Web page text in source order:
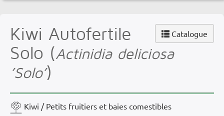
Catalogue
Kiwi Autofertile
Solo (Actinidia deliciosa
’Solo’)
Kiwi / Petits fruitiers et baies comestibles